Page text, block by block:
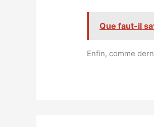
Que faut-il
Enfin, comme